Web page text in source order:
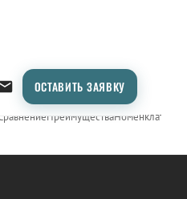
ОСТАВИТЬ ЗАЯВКУ
ПреимуществаНоменклатура